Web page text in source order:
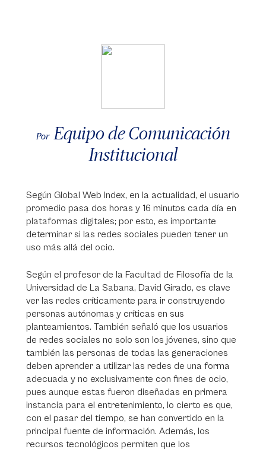
Por Equipo de Comunicación
Institucional
Según Global Web Index, en la actualidad, el usuario
promedio pasa dos horas y 16 minutos cada día en
plataformas digitales; por esto, es importante
determinar si las redes sociales pueden tener un
uso más allá del ocio.
Según el profesor de la Facultad de Filosofía de la
Universidad de La Sabana, David Girado, es clave
ver las redes críticamente para ir construyendo
personas autónomas y críticas en sus
planteamientos. También señaló que los usuarios
de redes sociales no solo son los jóvenes, sino que
también las personas de todas las generaciones
deben aprender a utilizar las redes de una forma
adecuada y no exclusivamente con fines de ocio,
pues aunque estas fueron diseñadas en primera
instancia para el entretenimiento, lo cierto es que,
con el pasar del tiempo, se han convertido en la
principal fuente de información. Además, los
recursos tecnológicos permiten que los